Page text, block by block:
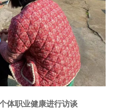
体职业健康进行访谈